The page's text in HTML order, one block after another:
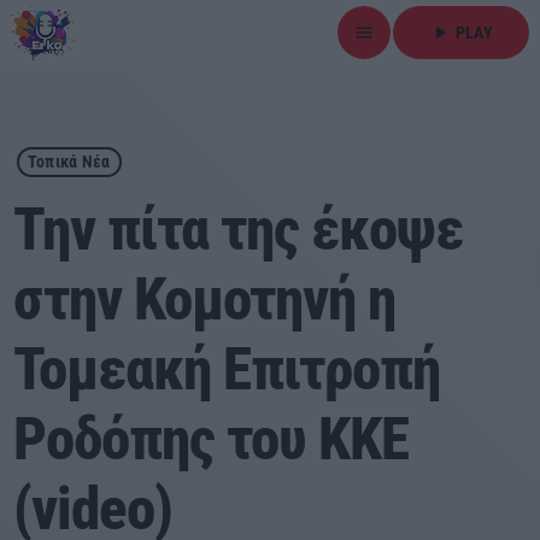
menu play_arrow PLAY
close
play_arrow ΕΡΚΟ
Αρχική
Εκπομπές
Ειδήσεις
Αθλητικά
Τοπικά Νέα
Την πίτα της έκοψε
στην Κομοτηνή η
Τομεακή Επιτροπή
Ροδόπης του ΚΚΕ
(video)